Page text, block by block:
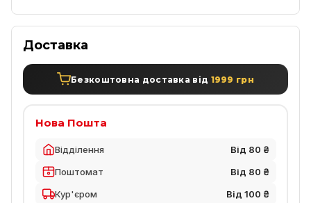
Доставка
Безкоштовна доставка від 1999 грн
Нова Пошта
Відділення
Від 80 ₴
Поштомат
Від 80 ₴
Кур'єром
Від 100 ₴